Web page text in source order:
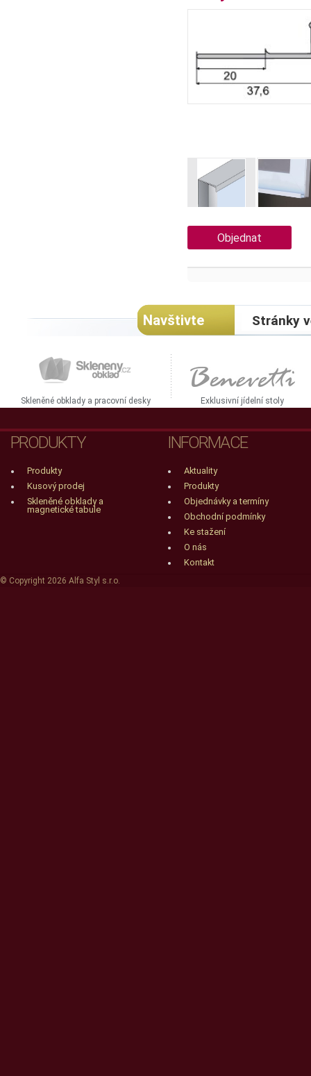
Objednat
Navštivte Stránky
Skleněné obklady a pracovní desky Exklusivní jídelní stoly
PRODUKTY
Produkty
Kusový prodej
Skleněné obklady a
magnetické tabule
INFORMACE
Aktuality
Produkty
Objednávky a termíny
Obchodní podmínky
Ke stažení
O nás
Kontakt
© Copyright 2026 Alfa Styl s.r.o.